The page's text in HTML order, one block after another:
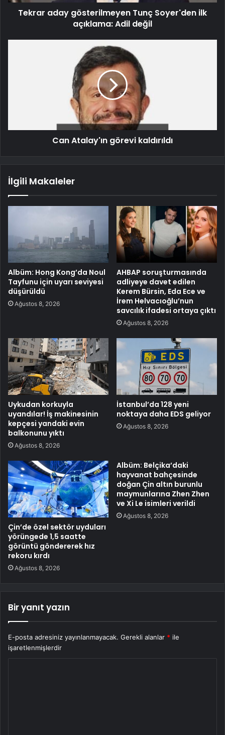
Tekrar aday gösterilmeyen Tunç Soyer'den ilk
açıklama: Adil değil
Can Atalay'ın görevi kaldırıldı
İlgili Makaleler
Albüm: Hong Kong’da Noul
Tayfunu için uyarı seviyesi
düşürüldü
Ağustos 8, 2026
AHBAP soruşturmasında
adliyeye davet edilen
Kerem Bürsin, Eda Ece ve
İrem Helvacıoğlu’nun
savcılık ifadesi ortaya çıktı
Ağustos 8, 2026
Uykudan korkuyla
uyandılar! İş makinesinin
kepçesi yandaki evin
balkonunu yıktı
Ağustos 8, 2026
İstanbul’da 128 yeni
noktaya daha EDS geliyor
Ağustos 8, 2026
Çin’de özel sektör uyduları
yörüngede 1,5 saatte
görüntü göndererek hız
rekoru kırdı
Ağustos 8, 2026
Albüm: Belçika’daki
hayvanat bahçesinde
doğan Çin altın burunlu
maymunlarına Zhen Zhen
ve Xi Le isimleri verildi
Ağustos 8, 2026
Bir yanıt yazın
E-posta adresiniz yayınlanmayacak. Gerekli alanlar * ile
işaretlenmişlerdir